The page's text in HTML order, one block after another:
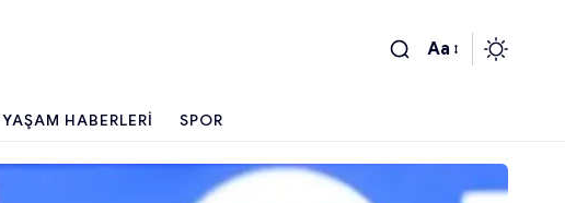
Aa
YAŞAM HABERLERI SPOR